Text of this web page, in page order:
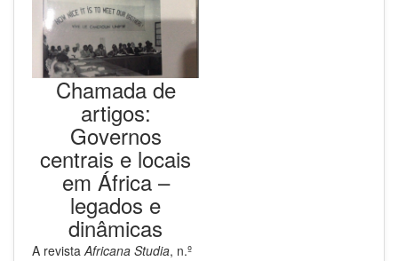
Chamada de
artigos:
Governos
centrais e locais
em África –
legados e
dinâmicas
A revistaAfricana Studia, n.º